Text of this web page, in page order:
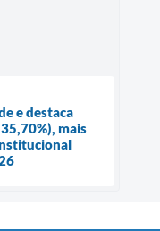
e destaca
mais